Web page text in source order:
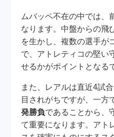
ムバッペ不在の中では、
なります。中盤からの飛
を生かし、複数の選手が
で、アトレティコの堅い
せるかがポイントとなる
また、レアルは直近4試
目されがちですが、一方
発勝負であることから、
て重要になります。アト